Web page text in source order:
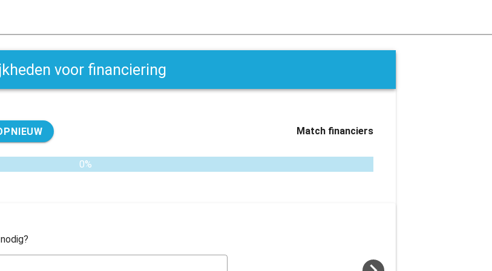
voor financiering
Match financiers
0%